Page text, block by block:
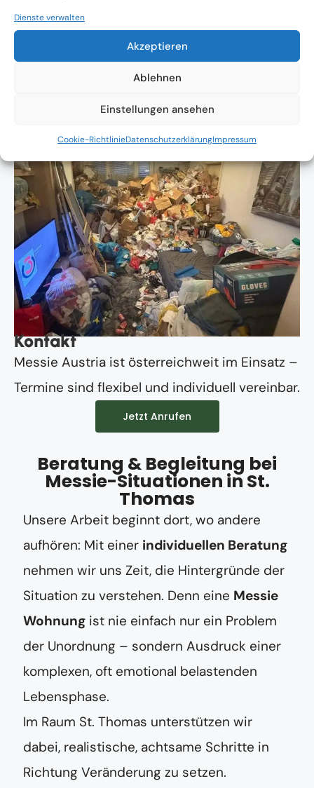
Dienste verwalten
Akzeptieren
Ablehnen
Einstellungen ansehen
Cookie-RichtlinieDatenschutzerklärungImpressum
Absolute Diskretion & keine
Zusammenarbeit mit Ämtern ohne
Einverständnis
Kontakt
Messie Austria ist österreichweit im Einsatz –
Termine sind flexibel und individuell vereinbar.
Jetzt Anrufen
Beratung & Begleitung bei
Messie-Situationen in St.
Thomas
Unsere Arbeit beginnt dort, wo andere
aufhören: Mit einer individuellen Beratung
nehmen wir uns Zeit, die Hintergründe der
Situation zu verstehen. Denn eine Messie
Wohnung ist nie einfach nur ein Problem
der Unordnung – sondern Ausdruck einer
komplexen, oft emotional belastenden
Lebensphase.
Im Raum St. Thomas unterstützen wir
dabei, realistische, achtsame Schritte in
Richtung Veränderung zu setzen.